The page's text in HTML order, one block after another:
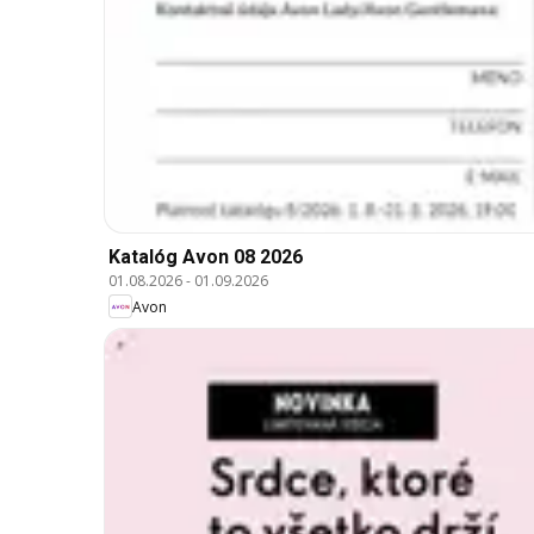
Katalóg Avon 08 2026
01.08.2026- 01.09.2026
Avon